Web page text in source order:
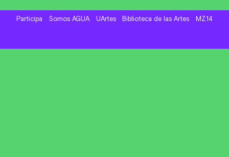
Participa Somos AGUA UArtes Biblioteca de las Artes MZ14